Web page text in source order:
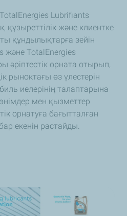
Lubrifiants
құзыреттілік және клиентке
құндылықтарға зейін
және TotalEnergies
әріптестік орната отырып,
рыноктағы өз үлестерін
иелерінің талаптарына
мен қызметтер
орнатуға бағытталған
екенін растайды.